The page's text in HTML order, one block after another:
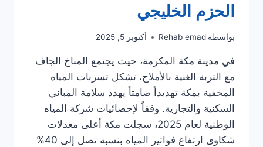
الحزم الخليجي
بواسطة Rehab emad أكتوبر 5, 2025
في مدينة مكة المكرمة، حيث يجتمع المناخ الجاف
مع التربة الغنية بالأملاح، تشكل تسربات المياه
المخفية بمكة تهديداً صامتاً يهدد سلامة المباني
السكنية والتجارية. وفقاً لإحصائيات شركة المياه
الوطنية لعام 2025، سجلت مكة أعلى معدلات
شكاوى ارتفاع فواتير المياه بنسبة تصل إلى 40%